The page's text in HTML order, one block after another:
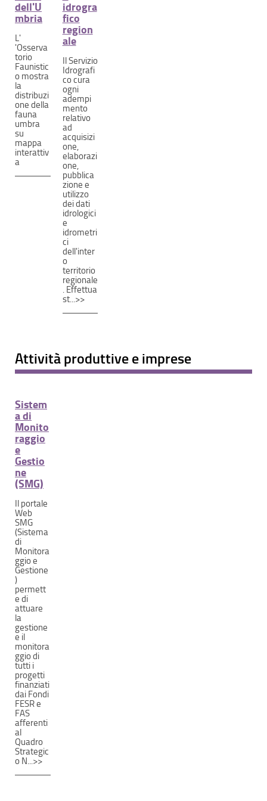
dell'U
mbria
L'
'Osserva
torio
Faunistic
o mostra
la
distribuzi
one della
fauna
umbra
su
mappa
interattiv
a
idrogra
fico
region
ale
Il Servizio
Idrografi
co cura
ogni
adempi
mento
relativo
ad
acquisizi
one,
elaborazi
one,
pubblica
zione e
utilizzo
dei dati
idrologici
e
idrometri
ci
dell'inter
o
territorio
regionale
. Effettua
st...>>
Attività produttive e imprese
Sistem
a di
Monito
raggio
e
Gestio
ne
(SMG)
Il portale
Web
SMG
(Sistema
di
Monitora
ggio e
Gestione
)
permett
e di
attuare
la
gestione
e il
monitora
ggio di
tutti i
progetti
finanziati
dai Fondi
FESR e
FAS
afferenti
al
Quadro
Strategic
o N...>>